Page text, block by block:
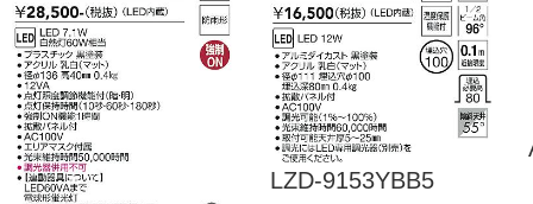
LZD-9153YBB5